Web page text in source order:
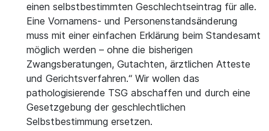
einen selbstbestimmten Geschlechtseintrag für alle.
Eine Vornamens- und Personenstandsänderung
muss mit einer einfachen Erklärung beim Standesamt
möglich werden – ohne die bisherigen
Zwangsberatungen, Gutachten, ärztlichen Atteste
und Gerichtsverfahren.“ Wir wollen das
pathologisierende TSG abschaffen und durch eine
Gesetzgebung der geschlechtlichen
Selbstbestimmung ersetzen.